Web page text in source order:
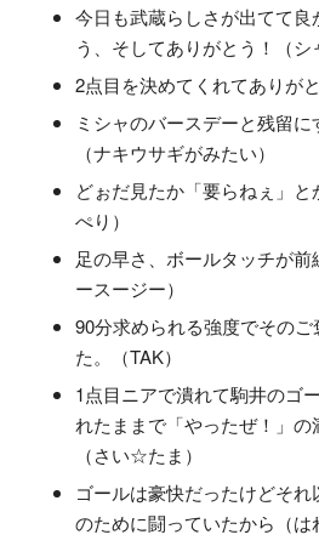
今日も武蔵らしさが出てて
う、そしてありがとう！（シ
2点目を決めてくれてありが
ミシャのバースデーと残留
（ナキウサギがみたい）
どぉだ見たか「要らねぇ」
ぺり）
足の早さ、ボールタッチが
ースージー）
90分求められる強度でその
た。（TAK）
1点目ニアで潰れて駒井のゴ
れたままで「やったぜ！」
（さい☆たま）
ゴールは豪快だったけどそ
のために闘っていたから（は